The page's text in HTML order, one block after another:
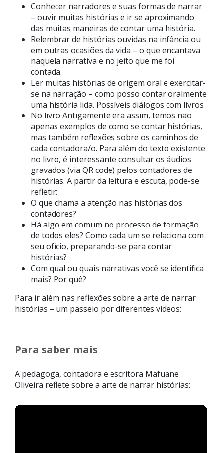
Conhecer narradores e suas formas de narrar
– ouvir muitas histórias e ir se aproximando
das muitas maneiras de contar uma história.
Relembrar de histórias ouvidas na infância ou
em outras ocasiões da vida – o que encantava
naquela narrativa e no jeito que me foi
contada.
Ler muitas histórias de origem oral e exercitar-
se na narração – como posso contar oralmente
uma história lida. Possíveis diálogos com livros
No livro Antigamente era assim, temos não
apenas exemplos de como se contar histórias,
mas também reflexões sobre os caminhos de
cada contadora/o. Para além do texto existente
no livro, é interessante consultar os áudios
gravados (via QR code) pelos contadores de
histórias. A partir da leitura e escuta, pode-se
refletir:
O que chama a atenção nas histórias dos
contadores?
Há algo em comum no processo de formação
de todos eles? Como cada um se relaciona com
seu ofício, preparando-se para contar
histórias?
Com qual ou quais narrativas você se identifica
mais? Por quê?
Para ir além nas reflexões sobre a arte de narrar
histórias – um passeio por diferentes vídeos:
Para saber mais
A pedagoga, contadora e escritora Mafuane
Oliveira reflete sobre a arte de narrar histórias: